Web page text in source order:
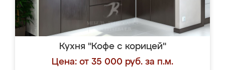
Кухня "Кофе с корицей"
Цена: от 35 000 руб. за п.м.